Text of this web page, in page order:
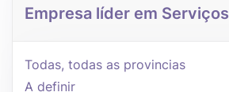
Empresa líder em Serviços
Todas, todas as provincias
A definir